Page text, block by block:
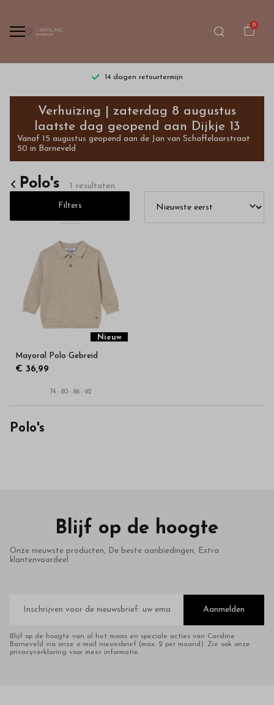
0
14 dagen retourtermijn
Polo's
Bestel
kinderkleding
kwaliteit
onze
webshop
Verhuizing | zaterdag 8 augustus
laatste dag geopend aan Dijkje 13
Vanaf 15 augustus geopend aan de Jan van Schaffelaarstraat
50 in Barneveld
Polo's 1 resultaten
Filters
Nieuw
Mayoral Polo Gebreid
€ 36,99
74 - 80 - 86 - 92
Polo's
Blijf op de hoogte
Onze nieuwste producten, De beste aanbiedingen, Extra
klantenvoordeel
mailadres
Aanmelden
Blijf op de hoogte van al het moois en speciale acties van Caroline
Barneveld via onze e-mail nieuwsbrief (max. 2 per maand). Zie ook onze
privacyverklaring voor meer informatie.